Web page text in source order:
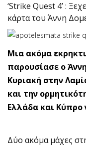
‘Strike Quest 4’ :
κάρτα του Άννη
Μια ακόμα
παρουσίασε ο
Κυριακή στην
και την
Ελλάδα και Κύπρο
Δύο ακόμα μάχες